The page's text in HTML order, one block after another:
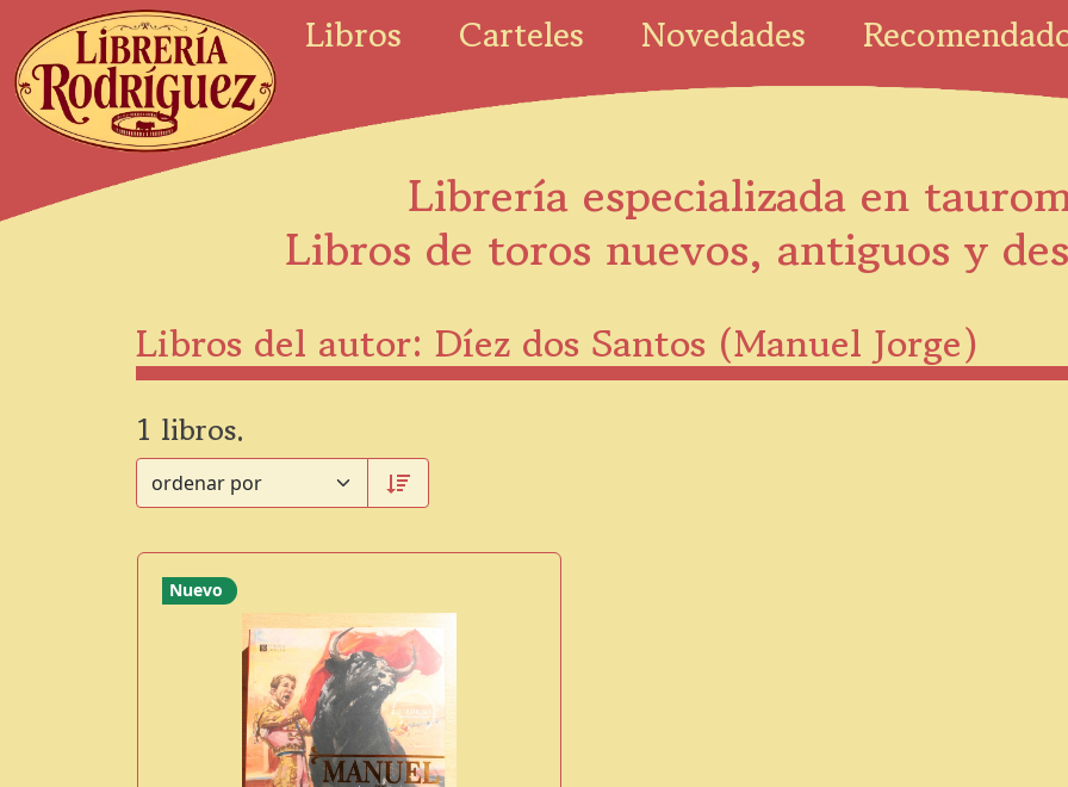
Libros Carteles Novedades
Librería especializada en
Libros de toros nuevos, antiguos y
Libros del autor: Díez dos Santos (Manuel Jorge)
1 libros.
Nuevo